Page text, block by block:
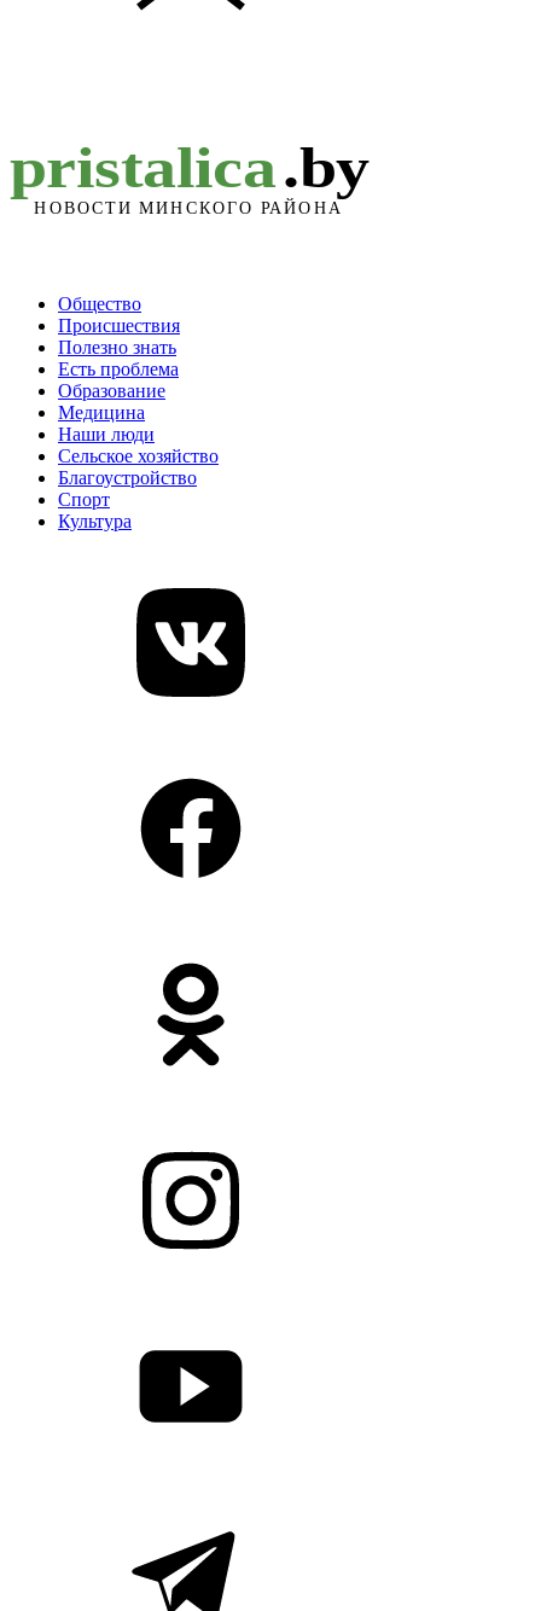
Общество
Происшествия
Полезно знать
Есть проблема
Образование
Медицина
Наши люди
Сельское хозяйство
Благоустройство
Спорт
Культура